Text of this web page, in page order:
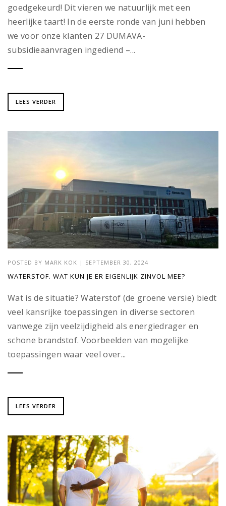
goedgekeurd! Dit vieren we natuurlijk met een
heerlijke taart! In de eerste ronde van juni hebben
we voor onze klanten 27 DUMAVA-
subsidieaanvragen ingediend –...
LEES VERDER
POSTED BY MARK KOK | SEPTEMBER 30, 2024
WATERSTOF. WAT KUN JE ER EIGENLIJK ZINVOL MEE?
Wat is de situatie? Waterstof (de groene versie) biedt
veel kansrijke toepassingen in diverse sectoren
vanwege zijn veelzijdigheid als energiedrager en
schone brandstof. Voorbeelden van mogelijke
toepassingen waar veel over...
LEES VERDER